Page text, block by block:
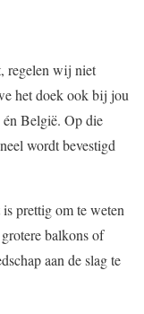
regelen wij niet
het doek ook bij jou
én België. Op die
wordt bevestigd
prettig om te weten
balkons of
aan de slag te